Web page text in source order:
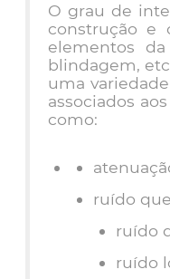
O grau de
construção e
elementos
blindagem,
uma
associados
como:
ruído
ruído
ruído